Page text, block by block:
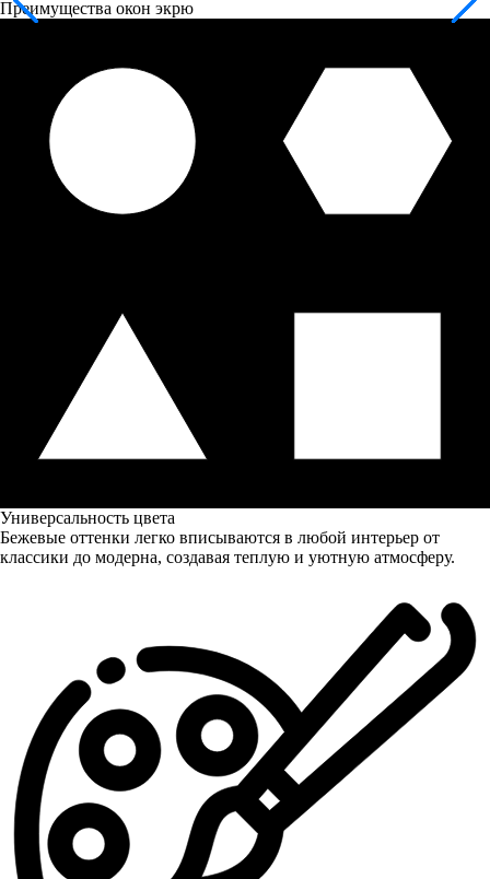
Преимущества окон экрю
Универсальность цвета
Бежевые оттенки легко вписываются в любой интерьер от
классики до модерна, создавая теплую и уютную атмосферу.